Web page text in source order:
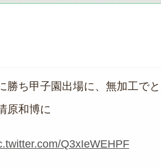
勝ち甲子園出場に、無加工で
原和博に
Q3xIeWEHPF